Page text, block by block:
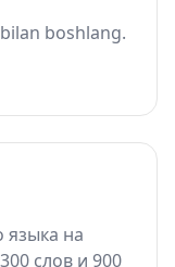
boshlang.
языка на
слов и 900